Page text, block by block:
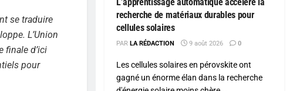
se traduire
L’Union
finale d’ici
pour
recherche de matériaux durables pour
cellules solaires
PAR LA RÉDACTION 9 août 2026 0
Les cellules solaires en pérovskite ont
gagné un énorme élan dans la recherche